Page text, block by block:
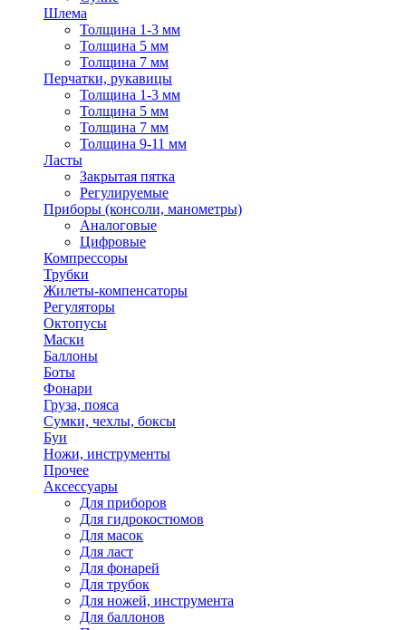
Шлема
Толщина 1-3 мм
Толщина 5 мм
Толщина 7 мм
Перчатки, рукавицы
Толщина 1-3 мм
Толщина 5 мм
Толщина 7 мм
Толщина 9-11 мм
Ласты
Закрытая пятка
Регулируемые
Приборы (консоли, манометры)
Аналоговые
Цифровые
Компрессоры
Трубки
Жилеты-компенсаторы
Регуляторы
Октопусы
Маски
Баллоны
Боты
Фонари
Груза, пояса
Сумки, чехлы, боксы
Буи
Ножи, инструменты
Прочее
Аксессуары
Для приборов
Для гидрокостюмов
Для масок
Для ласт
Для фонарей
Для трубок
Для ножей, инструмента
Для баллонов